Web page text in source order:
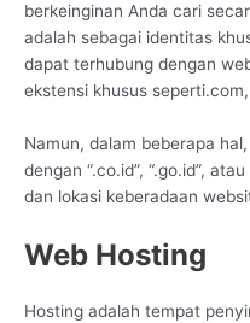
berkeinginan Anda cari
adalah sebagai identitas
dapat terhubung dengan
ekstensi khusus
Namun, dalam beberapa
dengan “.co.id”, “.go.id”,
dan lokasi keberadaan
Web Hosting
Hosting adalah tempat